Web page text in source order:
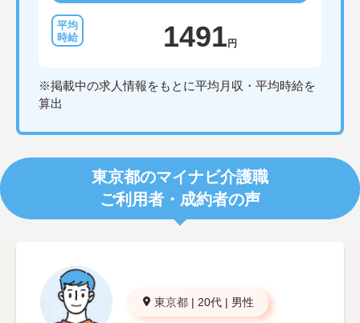
1491 円
※掲載中の求人情報をもとに平均月収・平均時給を
算出
東京都のマイナビ介護職
ご利用者・成約者の声
東京都 | 20代 | 男性